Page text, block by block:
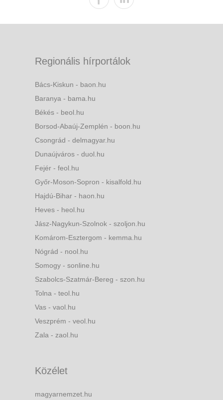
Regionális hírportálok
Bács-Kiskun - baon.hu
Baranya - bama.hu
Békés - beol.hu
Borsod-Abaúj-Zemplén - boon.hu
Csongrád - delmagyar.hu
Dunaújváros - duol.hu
Fejér - feol.hu
Győr-Moson-Sopron - kisalfold.hu
Hajdú-Bihar - haon.hu
Heves - heol.hu
Jász-Nagykun-Szolnok - szoljon.hu
Komárom-Esztergom - kemma.hu
Nógrád - nool.hu
Somogy - sonline.hu
Szabolcs-Szatmár-Bereg - szon.hu
Tolna - teol.hu
Vas - vaol.hu
Veszprém - veol.hu
Zala - zaol.hu
Közélet
magyarnemzet.hu